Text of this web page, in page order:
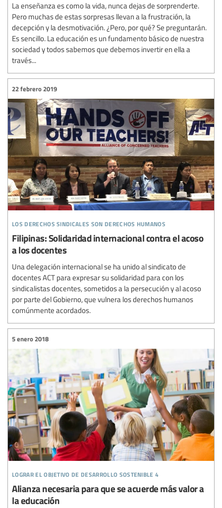
La enseñanza es como la vida, nunca dejas de sorprenderte.
Pero muchas de estas sorpresas llevan a la frustración, la
decepción y la desmotivación. ¿Pero, por qué? Se preguntarán.
Es sencillo. La educación es un fundamento básico de nuestra
sociedad y todos sabemos que debemos invertir en ella a
través...
los derechos sindicales son derechos humanos
22 febrero 2019
Filipinas: Solidaridad internacional contra el acoso
a los docentes
Una delegación internacional se ha unido al sindicato de
docentes ACT para expresar su solidaridad para con los
sindicalistas docentes, sometidos a la persecución y al acoso
por parte del Gobierno, que vulnera los derechos humanos
comúnmente acordados.
lograr el objetivo de desarrollo sostenible 4
5 enero 2018
Alianza necesaria para que se acuerde más valor a
la educación